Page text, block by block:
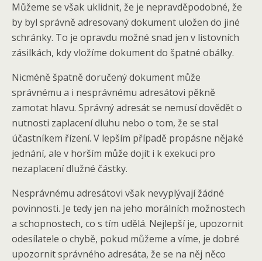
Můžeme se však uklidnit, že je nepravděpodobné, že
by byl správně adresovaný dokument uložen do jiné
schránky. To je opravdu možné snad jen v listovních
zásilkách, kdy vložíme dokument do špatné obálky.
Nicméně špatně doručený dokument může
správnému a i nesprávnému adresátovi pěkně
zamotat hlavu. Správný adresát se nemusí dovědět o
nutnosti zaplacení dluhu nebo o tom, že se stal
účastníkem řízení. V lepším případě propásne nějaké
jednání, ale v horším může dojít i k exekuci pro
nezaplacení dlužné částky.
Nesprávnému adresátovi však nevyplývají žádné
povinnosti. Je tedy jen na jeho morálních možnostech
a schopnostech, co s tím udělá. Nejlepší je, upozornit
odesílatele o chybě, pokud můžeme a víme, je dobré
upozornit správného adresáta, že se na něj něco